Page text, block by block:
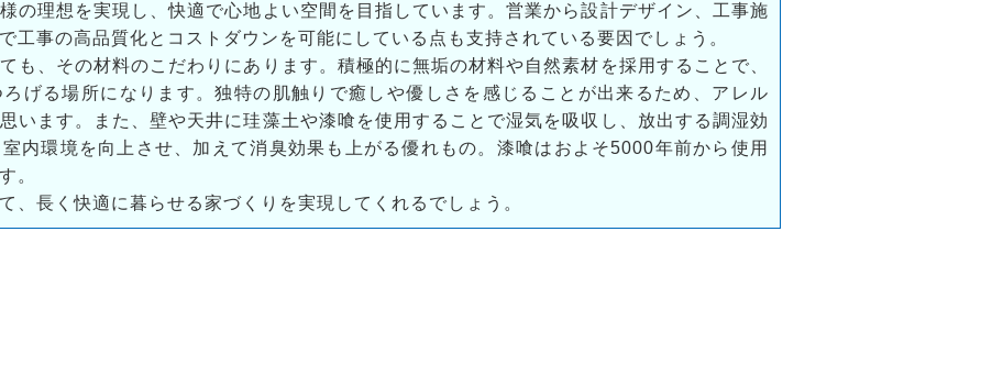
の理想を実現し、快適で心地よい空間を目指しています。営業から設計デザイン、工事施
工事の高品質化とコストダウンを可能にしている点も支持されている要因でしょう。
も、その材料のこだわりにあります。積極的に無垢の材料や自然素材を採用することで、
げる場所になります。独特の肌触りで癒しや優しさを感じることが出来るため、アレル
います。また、壁や天井に珪藻土や漆喰を使用することで湿気を吸収し、放出する調湿効
内環境を向上させ、加えて消臭効果も上がる優れもの。漆喰はおよそ5000年前から使用
。
、長く快適に暮らせる家づくりを実現してくれるでしょう。